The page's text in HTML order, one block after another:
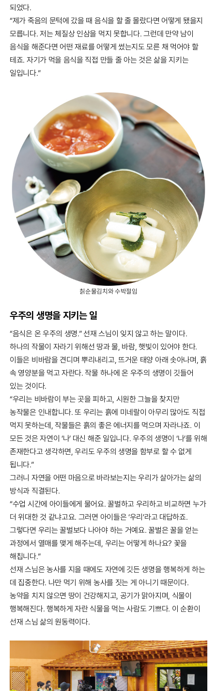
되었다.
“제가 죽음의 문턱에 갔을 때 음식을 할 줄 몰랐다면 어떻게 됐을지
모릅니다. 저는 체질상 인삼을 먹지 못합니다. 그런데 만약 남이
음식을 해준다면 어떤 재료를 어떻게 썼는지도 모른 채 먹어야 할
테죠. 자기가 먹을 음식을 직접 만들 줄 아는 것은 삶을 지키는
일입니다.”
칡순물김치와 수박절임
우주의 생명을 지키는 일
“음식은 온 우주의 생명.” 선재 스님이 잊지 않고 하는 말이다.
하나의 작물이 자라기 위해선 땅과 물, 바람, 햇빛이 있어야 한다.
이들은 비바람을 견디며 뿌리내리고, 뜨거운 태양 아래 솟아나며, 흙
속 영양분을 먹고 자란다. 작물 하나에 온 우주의 생명이 깃들어
있는 것이다.
“우리는 비바람이 부는 곳을 피하고, 시원한 그늘을 찾지만
농작물은 인내합니다. 또 우리는 흙에 미네랄이 아무리 많아도 직접
먹지 못하는데, 작물들은 흙의 좋은 에너지를 먹으며 자라나죠. 이
모든 것은 자연이 ‘나’ 대신 해준 일입니다. 우주의 생명이 ‘나’를 위해
존재한다고 생각하면, 우리도 우주의 생명을 함부로 할 수 없게
됩니다.”
그러니 자연을 어떤 마음으로 바라보는지는 우리가 살아가는 삶의
방식과 직결된다.
“수업 시간에 아이들에게 물어요. 꿀벌하고 우리하고 비교하면 누가
더 위대한 것 같냐고요. 그러면 아이들은 ‘우리’라고 대답하죠.
그렇다면 우리는 꿀벌보다 나아야 하는 거예요. 꿀벌은 꿀을 얻는
과정에서 열매를 맺게 해주는데, 우리는 어떻게 하나요? 꽃을
해칩니다.”
선재 스님은 농사를 지을 때에도 자연에 깃든 생명을 행복하게 하는
데 집중한다. 나만 먹기 위해 농사를 짓는 게 아니기 때문이다.
농약을 치지 않으면 땅이 건강해지고, 공기가 맑아지며, 식물이
행복해진다. 행복하게 자란 식물을 먹는 사람도 기쁘다. 이 순환이
선재 스님 삶의 원동력이다.